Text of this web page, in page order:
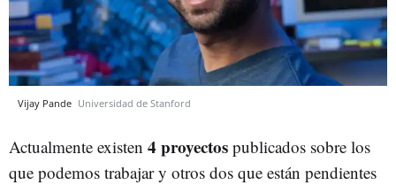
Vijay Pande Universidad de Stanford
Actualmente existen 4 proyectos publicados sobre los
que podemos trabajar y otros dos que están pendientes